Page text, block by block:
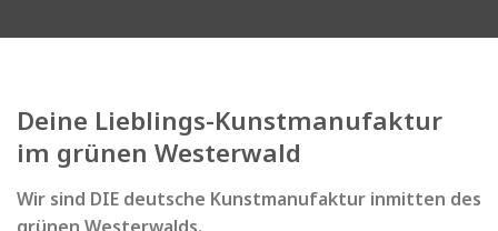
Deine Lieblings-Kunstmanufaktur
im grünen Westerwald
Wir sind DIE deutsche Kunstmanufaktur inmitten des